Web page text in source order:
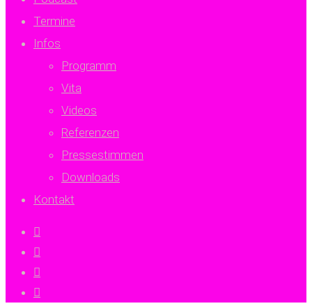
Termine
Infos
Programm
Vita
Videos
Referenzen
Presse­stimmen
Downloads
Kontakt
twitter
facebook
youtube
instagram